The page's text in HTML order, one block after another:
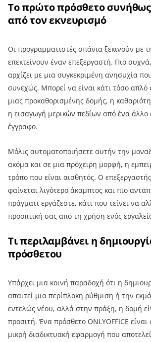
Το πρώτο πρόσθετο
από τον εκνευρισμό
Οι προγραμματιστές σπάνια ξεκινούν με
επεκτείνουν έναν επεξεργαστή. Πιο
αρχίζει με μια συγκεκριμένη ανησυχία
συνεχώς. Μπορεί να είναι κάτι τόσο απλό
μιας προκαθορισμένης δομής, η
η εισαγωγή μερικών πεδίων από ένα
έγγραφο.
Μόλις αυτοματοποιήσετε αυτήν την
ακόμα και σε μια πρόχειρη μορφή, η
τρόπο που είναι αισθητός. Ο
φαίνεται λιγότερο άκαμπτος και πιο
πράγματι εργάζεστε, κάτι που τείνει να
προοπτική σας από τη χρήση ενός
Τι περιλαμβάνει η
πρόσθετου
Υπάρχει μια κοινή παραδοχή ότι η
απαιτεί μια περίπλοκη ρύθμιση ή την
εντελώς νέου, αλλά στην πράξη, η δομή
προσιτή. Ένα πρόσθετο ONLYOFFICE είναι
μικρή διαδικτυακή εφαρμογή που